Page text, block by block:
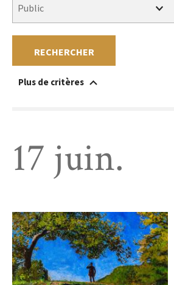
RECHERCHER
Plus de critères
17 juin.